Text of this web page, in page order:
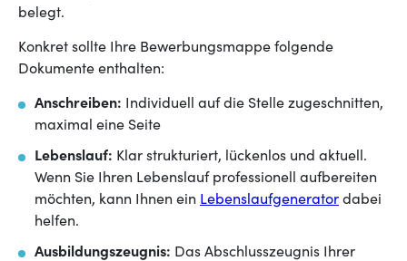
belegt.
Konkret sollte Ihre Bewerbungsmappe folgende
Dokumente enthalten:
Anschreiben: Individuell auf die Stelle zugeschnitten,
maximal eine Seite
Lebenslauf: Klar strukturiert, lückenlos und aktuell.
Wenn Sie Ihren Lebenslauf professionell aufbereiten
möchten, kann Ihnen ein Lebenslaufgenerator dabei
helfen.
Ausbildungszeugnis: Das Abschlusszeugnis Ihrer